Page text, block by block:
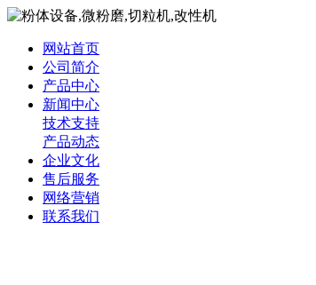
网站首页
公司简介
产品中心
新闻中心
技术支持
产品动态
企业文化
售后服务
网络营销
联系我们